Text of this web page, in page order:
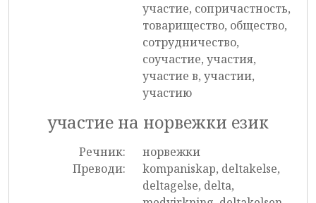
участие, сопричастность,
товарищество, общество,
сотрудничество,
соучастие, участия,
участие в, участии,
участию
участие на норвежки език
Речник:
норвежки
Преводи:
kompaniskap, deltakelse,
deltagelse, delta,